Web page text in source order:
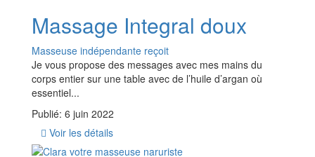
Massage Integral doux
Masseuse indépendante reçoit
Je vous propose des messages avec mes mains du
corps entier sur une table avec de l’huile d’argan où
essentiel...
Publié: 6 juin 2022
Voir les détails